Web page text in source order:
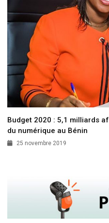
Budget 2020 : 5,1 milliards
du numérique au Bénin
25 novembre 2019